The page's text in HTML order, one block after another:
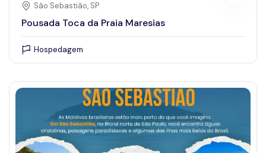
São Sebastião, SP
Pousada Toca da Praia Maresias
Hospedagem